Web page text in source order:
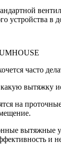
устройства
часто
вытяжку
на
вытяжные
и